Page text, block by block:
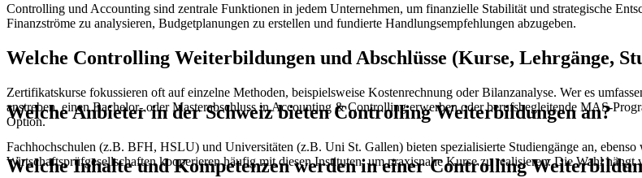
Controlling und Accounting sind zentrale Funktionen in jedem Unternehmen, um finanzielle Stabilität und strategische
Finanzströme zu analysieren, Budgetplanungen zu erstellen und fundierte Handlungsempfehlungen abzugeben.
Welche Controlling Weiterbildungen und Abschlüsse (Kurse, Lehrgänge,
Zertifikatskurse fokussieren oft auf einzelne Methoden, beispielsweise Kostenrechnung oder Bilanzanalyse. Wer es
anstreben, einen Bachelor- oder Masterabschluss in Accounting & Controlling erwerben oder berufsbegleitende MAS-
Option.
Welche Anbieter in der Schweiz bieten Controlling Weiterbildungen an?
Fachhochschulen (z.B. BFH, HSLU) und Universitäten (z.B. Uni St. Gallen) bieten spezialisierte Studiengänge an,
Wirtschaftsprüfgesellschaften kooperieren häufig mit diesen Instituten, um praxisnahe Kurse zu realisieren. Die Wahl
Welche Inhalte und Kompetenzen werden in einer Controlling